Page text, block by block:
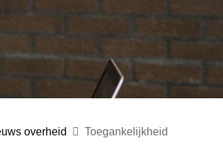
overheid Toegankelijkheid